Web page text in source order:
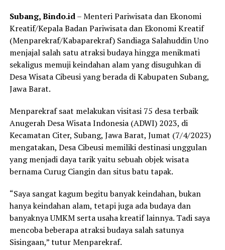
Subang, Bindo.id– Menteri Pariwisata dan Ekonomi
Kreatif/Kepala Badan Pariwisata dan Ekonomi Kreatif
(Menparekraf/Kabaparekraf) Sandiaga Salahuddin Uno
menjajal salah satu atraksi budaya hingga menikmati
sekaligus memuji keindahan alam yang disuguhkan di
Desa Wisata Cibeusi yang berada di Kabupaten Subang,
Jawa Barat.
Menparekraf saat melakukan visitasi 75 desa terbaik
Anugerah Desa Wisata Indonesia (ADWI) 2023, di
Kecamatan Citer, Subang, Jawa Barat, Jumat (7/4/2023)
mengatakan, Desa Cibeusi memiliki destinasi unggulan
yang menjadi daya tarik yaitu sebuah objek wisata
bernama Curug Ciangin dan situs batu tapak.
“Saya sangat kagum begitu banyak keindahan, bukan
hanya keindahan alam, tetapi juga ada budaya dan
banyaknya UMKM serta usaha kreatif lainnya. Tadi saya
mencoba beberapa atraksi budaya salah satunya
Sisingaan,” tutur Menparekraf.